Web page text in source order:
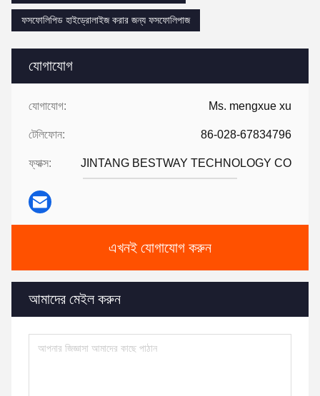
যোগাযোগ
যোগাযোগ: Ms. mengxue xu
টেলিফোন: 86-028-67834796
ফ্যাক্স: JINTANG BESTWAY TECHNOLOGY CO
এখনই যোগাযোগ করুন
আমাদের মেইল করুন
ফসফোলিপিড হাইড্রোলাইজ করার জন্য ফসফোলিপাজ